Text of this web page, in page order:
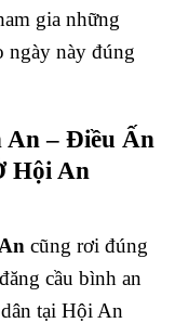
gia những
ngày này đúng
An – Điều Ấn
Hội An
cũng rơi đúng
cầu bình an
tại Hội An